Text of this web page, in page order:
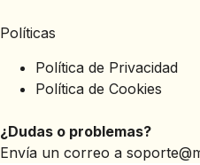
Políticas
Política de Privacidad
Política de Cookies
¿Dudas o problemas?
Envía un correo a